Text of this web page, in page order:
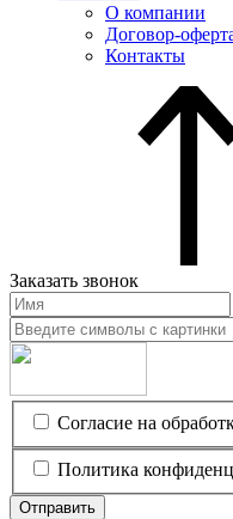
О компании
Договор-
Контакты
Заказать звонок
Согласие на
Политика
Отправить